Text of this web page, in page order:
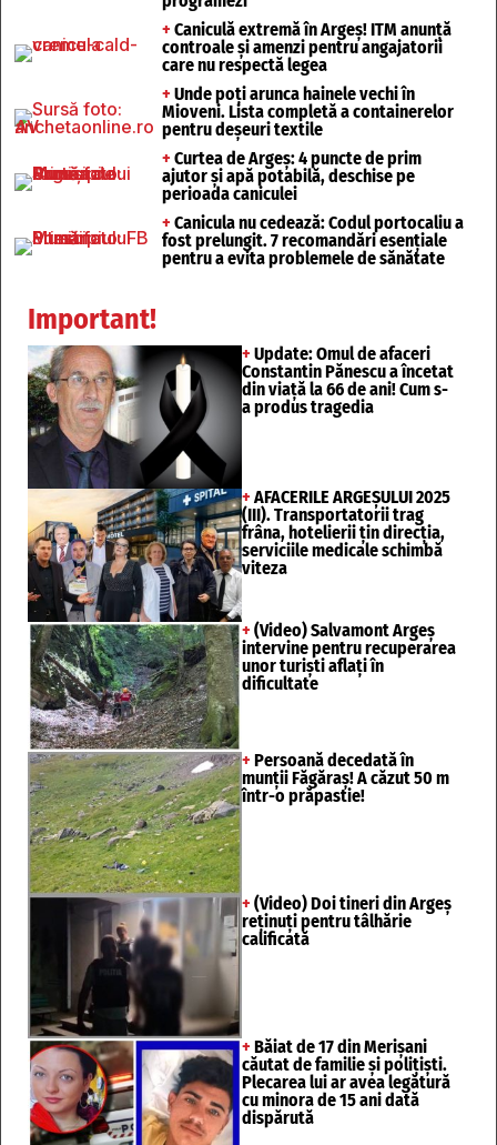
+ Caniculă extremă în Argeș! ITM anunță
controale și amenzi pentru angajatorii
care nu respectă legea
+ Unde poți arunca hainele vechi în
Mioveni. Lista completă a containerelor
pentru deșeuri textile
+ Curtea de Argeș: 4 puncte de prim
ajutor și apă potabilă, deschise pe
perioada caniculei
+ Canicula nu cedează: Codul portocaliu a
fost prelungit. 7 recomandări esențiale
pentru a evita problemele de sănătate
Important!
+ Update: Omul de afaceri
Constantin Pănescu a încetat
din viață la 66 de ani! Cum s-
a produs tragedia
+ AFACERILE ARGEȘULUI 2025
(III). Transportatorii trag
frâna, hotelierii țin direcția,
serviciile medicale schimbă
viteza
+ (Video) Salvamont Argeș
intervine pentru recuperarea
unor turişti aflaţi în
dificultate
+ Persoană decedată în
munții Făgăraș! A căzut 50 m
într-o prăpastie!
+ (Video) Doi tineri din Argeș
reținuți pentru tâlhărie
calificată
+ Băiat de 17 din Merișani
căutat de familie și polițiști.
Plecarea lui ar avea legătură
cu minora de 15 ani dată
dispărută